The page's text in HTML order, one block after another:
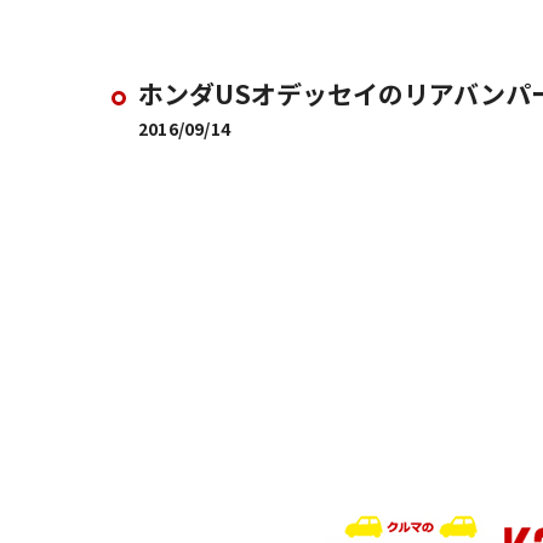
ホンダUSオデッセイのリアバンパ
2016/09/14